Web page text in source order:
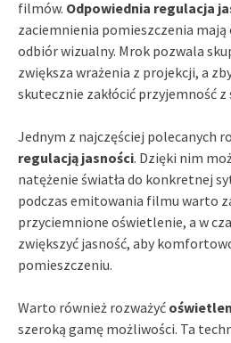
filmów. Odpowiednia regulacja
zaciemnienia pomieszczenia mają
odbiór wizualny. Mrok pozwala
zwiększa wrażenia z projekcji, a
skutecznie zakłócić przyjemność z
Jednym z najczęściej polecanych
regulacją jasności. Dzięki nim
natężenie światła do konkretnej
podczas emitowania filmu warto
przyciemnione oświetlenie, a w
zwiększyć jasność, aby
pomieszczeniu.
Warto również rozważyć
szeroką gamę możliwości. Ta